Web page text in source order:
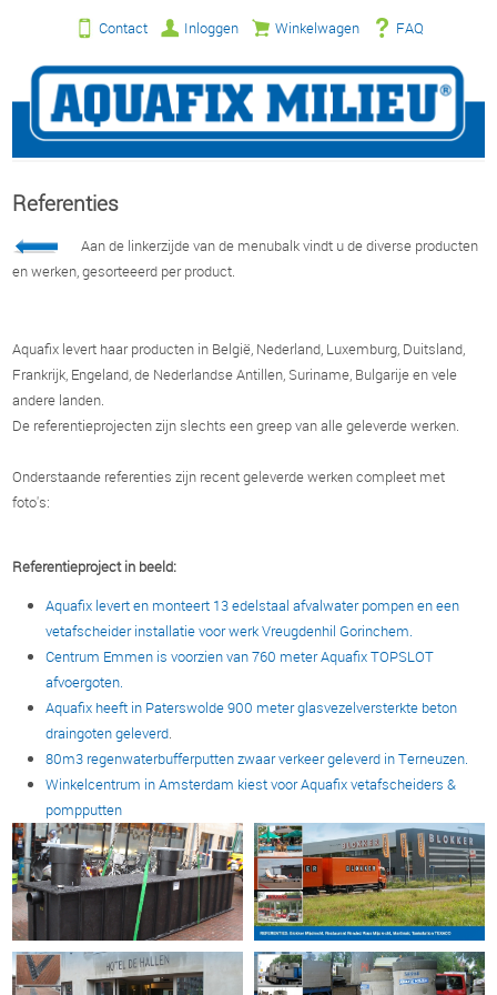
Contact Inloggen Winkelwagen FAQ
Referenties
Aan de linkerzijde van de menubalk vindt u de diverse producten
en werken, gesorteeerd per product.
Aquafix levert haar producten in België, Nederland, Luxemburg, Duitsland,
Frankrijk, Engeland, de Nederlandse Antillen, Suriname, Bulgarije en vele
andere landen.
De referentieprojecten zijn slechts een greep van alle geleverde werken.
Onderstaande referenties zijn recent geleverde werken compleet met
foto's:
Referentieproject in beeld:
Aquafix levert en monteert 13 edelstaal afvalwater pompen en een
vetafscheider installatie voor werk Vreugdenhil Gorinchem.
Centrum Emmen is voorzien van 760 meter Aquafix TOPSLOT
afvoergoten.
Aquafix heeft in Paterswolde 900 meter glasvezelversterkte beton
draingoten geleverd
80m3 regenwaterbufferputten zwaar verkeer geleverd in Terneuzen.
Winkelcentrum in Amsterdam kiest voor Aquafix vetafscheiders &
pompputten